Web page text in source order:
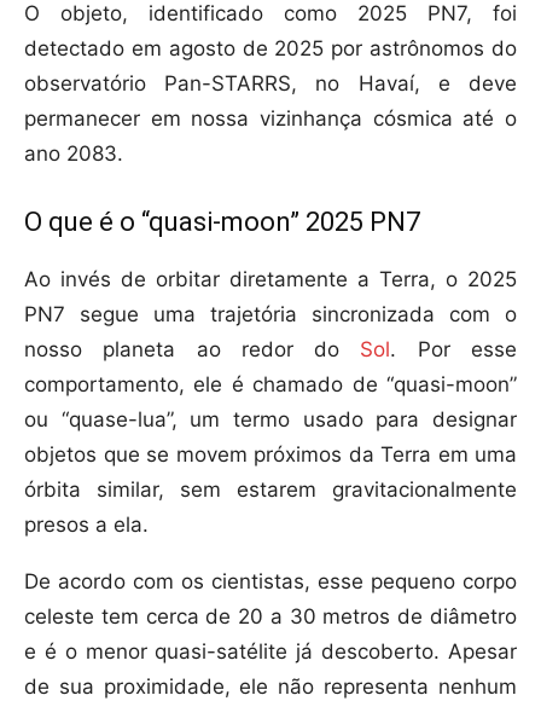
O objeto, identificado como 2025 PN7, foi
detectado em agosto de 2025 por astrônomos do
observatório Pan-STARRS, no Havaí, e deve
permanecer em nossa vizinhança cósmica até o
ano 2083.
O que é o “quasi-moon” 2025 PN7
Ao invés de orbitar diretamente a Terra, o 2025
PN7 segue uma trajetória sincronizada com o
nosso planeta ao redor do Sol. Por esse
comportamento, ele é chamado de “quasi-moon”
ou “quase-lua”, um termo usado para designar
objetos que se movem próximos da Terra em uma
órbita similar, sem estarem gravitacionalmente
presos a ela.
De acordo com os cientistas, esse pequeno corpo
celeste tem cerca de 20 a 30 metros de diâmetro
e é o menor quasi-satélite já descoberto. Apesar
de sua proximidade, ele não representa nenhum